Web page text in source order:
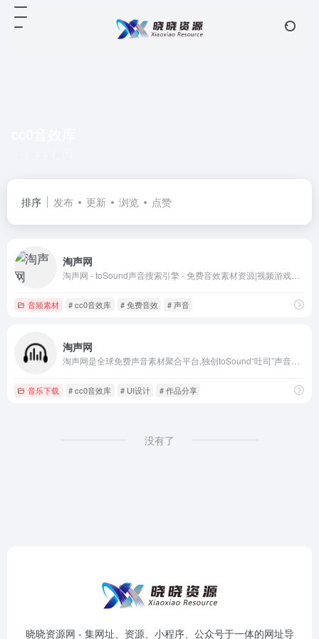
排序 发布 更新 浏览 点赞
淘声网
音频素材 # cc0音效库 # 免费音效 # 声音
淘声网
音乐下载 # cc0音效库 # UI设计 # 作品分享
没有了
晓晓资源网 - 集网址、资源、小程序、公众号于一体的网址导